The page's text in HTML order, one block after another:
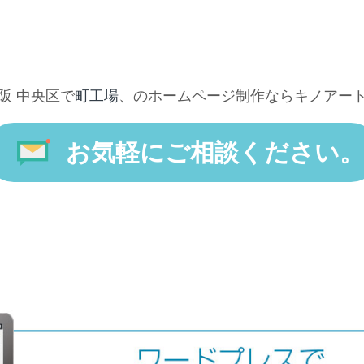
中央区で町工場、のホームページ制作ならキノアー
お気軽にご相談ください。